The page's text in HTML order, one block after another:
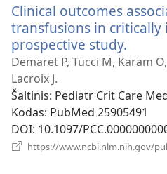
Clinical outcomes
transfusions in critically
prospective study.
naujas
Demaret P, Tucci M, Karam
Lacroix J.
Šaltinis‎: Pediatr Crit Care
Kodas‎: PubMed 25905491
DOI‎: 10.1097/
https://www.ncbi.nlm.nih.gov/